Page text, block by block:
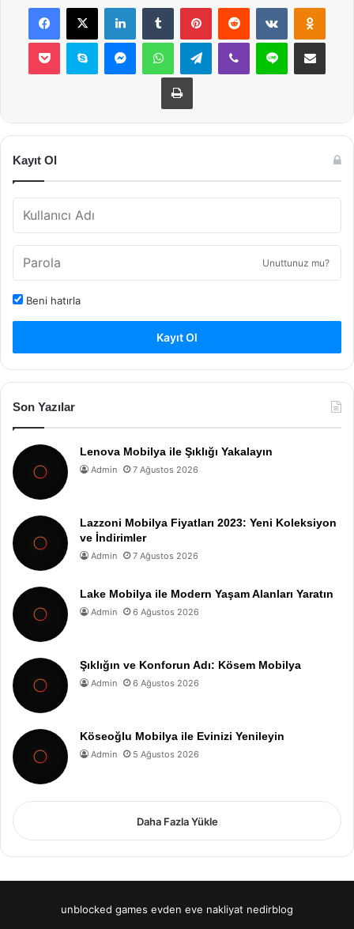
Facebook
X LinkedInTumblr PinterestReddit VKontakte
Pocket Skype MessengerWhatsAppTelegramViber Line E-Posta ile
Yazdır
Kayıt Ol
Unuttunuz mu?
Beni hatırla
Kayıt Ol
Son Yazılar
Lenova Mobilya ile Şıklığı Yakalayın
Admin 7 Ağustos 2026
Lazzoni Mobilya Fiyatları 2023: Yeni Koleksiyon
ve İndirimler
Admin 7 Ağustos 2026
Lake Mobilya ile Modern Yaşam Alanları Yaratın
Admin 6 Ağustos 2026
Şıklığın ve Konforun Adı: Kösem Mobilya
Admin 6 Ağustos 2026
Köseoğlu Mobilya ile Evinizi Yenileyin
Admin 5 Ağustos 2026
Daha Fazla Yükle
unblocked games evden eve nakliyat nedirblog